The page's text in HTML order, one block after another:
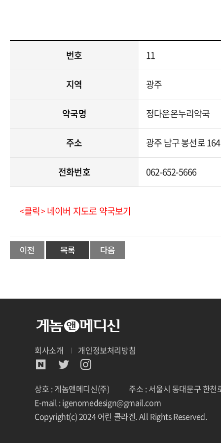
번호 11
지역 광주
약국명 정다운온누리약국
주소 광주 남구 봉선로
전화번호 062-652-5666
<클릭> 네이버 지도로 약국보기
회사소개 개인정보처리방침
상호 : 게놈앤메디신(주)
주소 : 서울시 동대문구 한
E-mail : igenomedesign@gmail.com
Copyright(c) 2024 어린 콜라겐. All Rights Reserved.